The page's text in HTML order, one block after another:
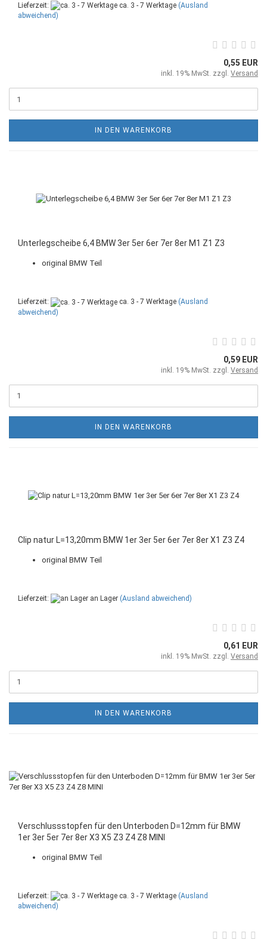
Lieferzeit: ca. 3 - 7 Werktage (Ausland
abweichend)
0,55 EUR
inkl. 19% MwSt. zzgl. Versand
IN DEN WARENKORB
Unterlegscheibe 6,4 BMW 3er 5er 6er 7er 8er M1 Z1 Z3
original BMW Teil
Lieferzeit: ca. 3 - 7 Werktage (Ausland
abweichend)
0,59 EUR
inkl. 19% MwSt. zzgl. Versand
IN DEN WARENKORB
Clip natur L=13,20mm BMW 1er 3er 5er 6er 7er 8er X1 Z3 Z4
original BMW Teil
Lieferzeit: an Lager (Ausland abweichend)
0,61 EUR
inkl. 19% MwSt. zzgl. Versand
IN DEN WARENKORB
Verschlussstopfen für den Unterboden D=12mm für BMW
1er 3er 5er 7er 8er X3 X5 Z3 Z4 Z8 MINI
original BMW Teil
Lieferzeit: ca. 3 - 7 Werktage (Ausland
abweichend)